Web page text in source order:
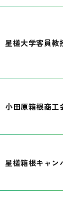
星槎大学客員教
小田原箱根商工
星槎箱根キャン